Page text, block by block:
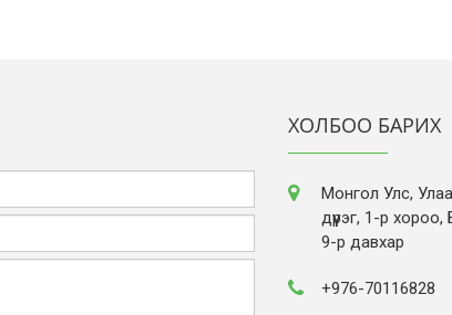
ХОЛБОО БАРИХ
Монгол Улс,
дүүрэг, 1-р
9-р давхар
+976-70116828